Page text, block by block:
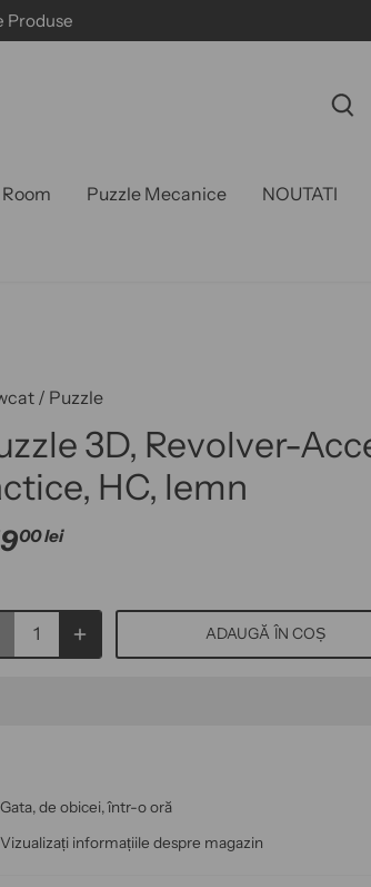
Produse
Puzzle Mecanice NOUTATI
/ Puzzle
3D, Revolver-
HC, lemn
00 lei
ADAUGĂ ÎN COȘ
Gata, de obicei, într-o oră
Vizualizați informațiile despre magazin